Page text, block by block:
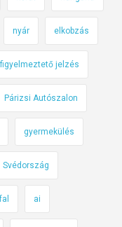
nyár elkobzás
figyelmeztető jelzés
Párizsi Autószalon
gyermekülés
Svédország
ai